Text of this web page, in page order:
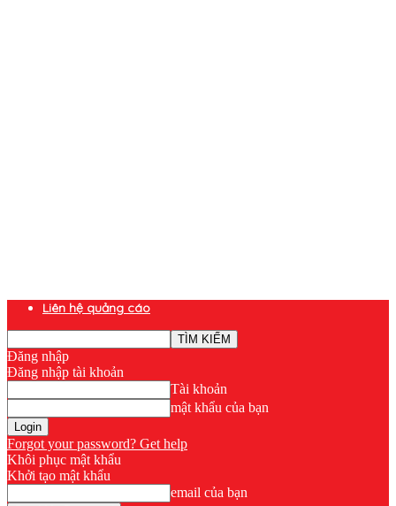
Liên hệ quảng cáo
Đăng nhập
Đăng nhập tài khoản
Tài khoản
mật khẩu của bạn
Forgot your password? Get help
Khôi phục mật khẩu
Khởi tạo mật khẩu
email của bạn